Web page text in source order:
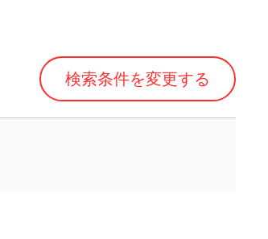
検索条件を変更する
ON
サイ